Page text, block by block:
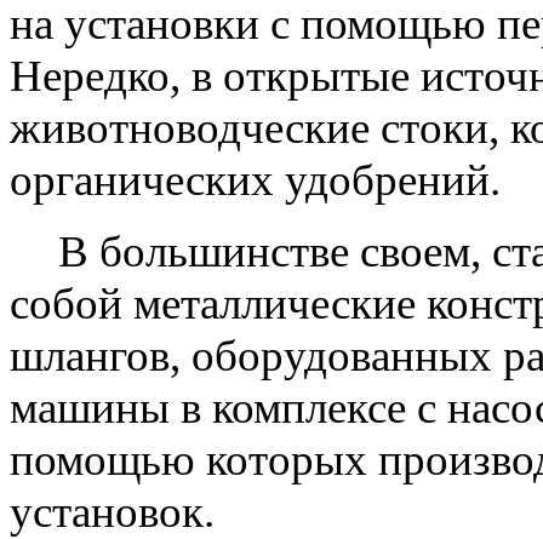
на установки с помощью
Нередко, в открытые
животноводческие стоки,
органических удобрений.
В большинстве своем,
собой металлические
шлангов, оборудованных
машины в комплексе с
помощью которых
установок.